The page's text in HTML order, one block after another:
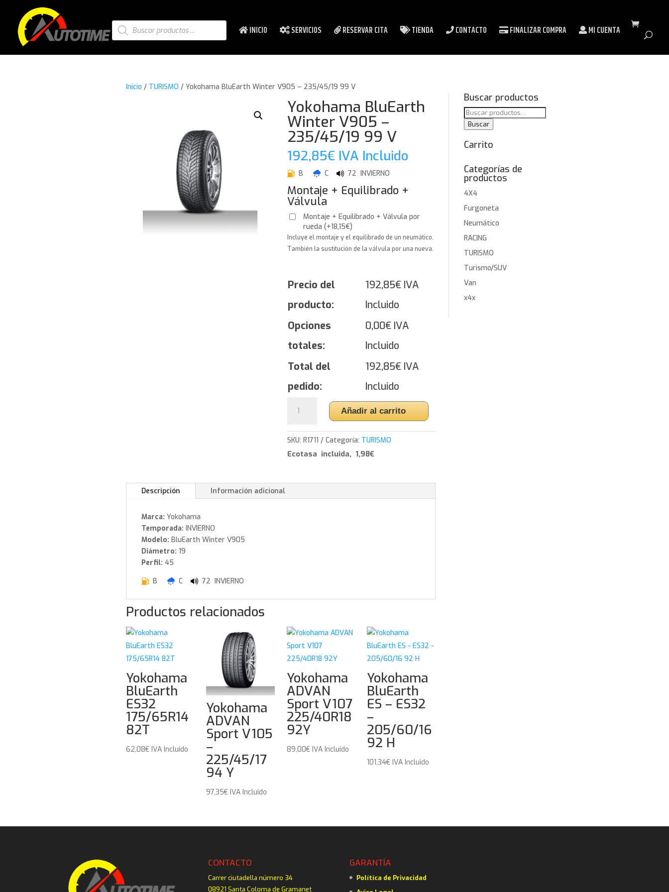
Búsqueda
de
productos
INICIO SERVICIOS RESERVAR CITA TIENDA CONTACTO FINALIZAR COMPRA MI CUENTA
Inicio / TURISMO / Yokohama BluEarth Winter V905 – 235/45/19 99 V
Yokohama BluEarth
Winter V905 –
235/45/19 99 V
192,85€ IVA Incluido
B C 72 INVIERNO
Montaje + Equilibrado +
Válvula
Montaje + Equilibrado + Válvula por
rueda (+18,15€)
Incluye el montaje y el equilibrado de un neumático.
También la sustitución de la válvula por una nueva.
Precio del
producto:
192,85€ IVA
Incluido
Opciones
totales:
0,00€IVA
Incluido
Total del
pedido:
192,85€IVA
Incluido
BluEarth
V905
V
Añadir al carrito
SKU: R1711 Categoría: TURISMO
Ecotasa incluida, 1,98€
Descripción Información adicional
Marca: Yokohama
Temporada: INVIERNO
Modelo: BluEarth Winter V905
Diámetro: 19
Perfil: 45
B
C 72 INVIERNO
Productos relacionados
Yokohama
BluEarth
ES32
175/65R14
82T
62,08€ IVA Incluido
Yokohama
ADVAN
Sport V105
–
225/45/17
94 Y
97,35€ IVA Incluido
Yokohama
ADVAN
Sport V107
225/40R18
92Y
89,00€ IVA Incluido
Yokohama
BluEarth
ES – ES32
–
205/60/16
92 H
101,34€ IVA Incluido
Buscar productos
Buscar
por:
Buscar
Carrito
Categorías de
productos
4X4
Furgoneta
Neumático
RACING
TURISMO
Turismo/SUV
Van
x4x
CONTACTO
Carrer ciutadella número 34
08921 Santa Coloma de Gramanet
GARANTÍA
Política de Privacidad